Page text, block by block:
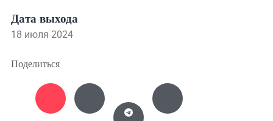
Дата выхода
18 июля 2024
Поделиться